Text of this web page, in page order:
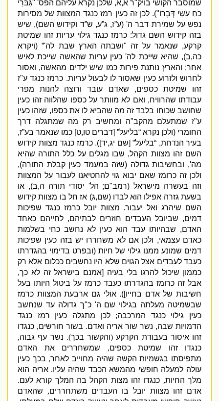
שמוסבר הקושי בויק"ר א, א,שלכן נקרא עליהם הפס' "גִּבֹּרֵי
כֹחַ עֹשֵׂי דְּבָרוֹ").לכן זה כעין רמז כנגד המצוות של מסירות
נפש על שמירת דבר ה' (ע”ז,ג”ע,ש”ד וקידוש השם),שיש
בזה קידוש השם גדול:כרמז כנגד גילוי עריות זהו שמיטת
קרקע,שנאמר על זה" ושבתה הארץ שבת לה'” (ויקרא
כה,ב),שהיא שייכת לה'כעין עריות שהאשה שייכת לאיש
אחר;והארץ נותנת פירות כמו שיש ילדים מהאשה,ואסור
לחרוש ולזרוע כעין שאסור לו לבעול עריות.כרמז כנגד ע" ז
זהו שמיטת כספים,שאדם עובד ורוצה להנות מפרי
עבודתו שהרוויח,ואם לא מוותר על כספו שהלווה זהו כעין
שחושב שכוחו בלבד זה מה שהביא לו את כספו,שזהו כעין
ז שמתעלם מהקב"ה ומחשיב רק מה שמתגלה דרך
החומרי(ולכן נקרא “בליעל”[דברים טו ,ט]כמו שנאמר בע”ז,
בעיר הנדחת, “בליעל”[שם יג יד]).כרמז כנגד מצוות קידוש
השם זהו מצוות הקהל,שבו מגלים על כלל התורה שהיא
מה',ובחשיבות גדולה(שזה במעמד כעין קבלת התורה),
ולכן זה כרומז שאם יבוא גוי להחטיאנו לעבור על המצוות
וזה בעשרה מישראל(רמב"ם;הל'יסודי תורה ה ב),או
בשעת גזרה אפילו הוא לבדו(שם,ג)אז חל בו מצוות קידוש
השם שיהרג ואל יעבור.מצוות יובל כרמז כנגד שפיכות
דמים,שביובל העבדים חוזרים לבתיהם,לחייהם כאחד
האדם,שבהיותו עבד הוא כעין לא נחשב כחי בשלמות
כאדם עצמאי,ולכן אם לא משחררו יש בזה כעין שפיכות
דמים שמונע ממנו גילוי של חיות(ובפרט בדימוי בהגדרתו
כעבד לעבדים אצל הגוים שלא היו נחשבים ככלום אלא רק
כממון שיכול להרגו בלי בעיה[אמנם בישראל זה לא כך,
אבל זה כרומז בהגדרתו כעבד כרמז על ביטול היותו בעל
חשיבות של אדם בחייו]).אולי גם ארבעת המצוות כרמז
שבשמיטה מעלתה בגילוי שם ה 'כ ך גדולה עד שנחשב
כעין גילוי כנגד המרכבה;לכן מתגלה כעין רמז כנגד
הדמויות שבה,נשר שור אריה ואדם.בשור חורשים,כנגדו
זהו איסור בעבודת הקרקע(והקשור בכך).נשר עף גבוה,
כנגדו זהו שמיטת כספים, שמשחררים את האדם
מתפיסתו בגשמיות הקשה שהיה מחוייב לאחר,בכך כעין
עולה למעלה חופשי מהמשא הכבד שהיה עליו.אריה הוא
מלך החיות,כנגדו זהו מצות הקהל בה המלך קורא לעם.
אדם זהו מצוות יובל בו העבדים משתחררים,שהאדם